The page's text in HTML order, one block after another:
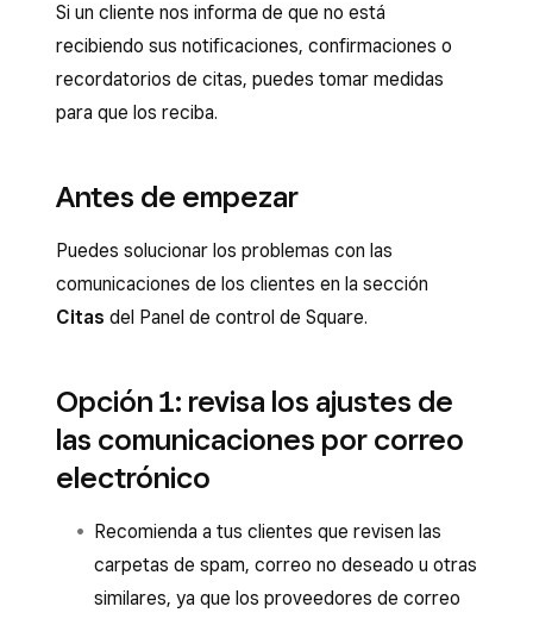
Si un cliente nos informa de que no está
recibiendo sus notificaciones, confirmaciones o
recordatorios de citas, puedes tomar medidas
para que los reciba.
Antes de empezar
Puedes solucionar los problemas con las
comunicaciones de los clientes en la sección
Citas del Panel de control de Square.
Opción 1: revisa los ajustes de
las comunicaciones por correo
electrónico
Recomienda a tus clientes que revisen las
carpetas de spam, correo no deseado u otras
similares, ya que los proveedores de correo